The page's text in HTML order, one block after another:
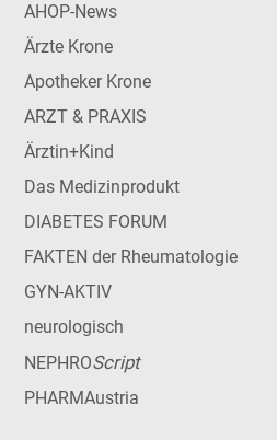
AHOP-News
Ärzte Krone
Apotheker Krone
ARZT & PRAXIS
Ärztin+Kind
Das Medizinprodukt
DIABETES FORUM
FAKTEN der Rheumatologie
GYN-AKTIV
neurologisch
NEPHROScript
PHARMAustria